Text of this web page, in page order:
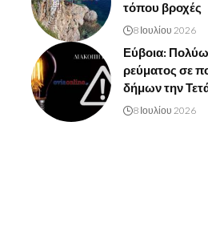
τόπου βροχές
8 Ιουλίου 2026
Εύβοια:
ρεύματος σε
δήμων την
8 Ιουλίου 2026